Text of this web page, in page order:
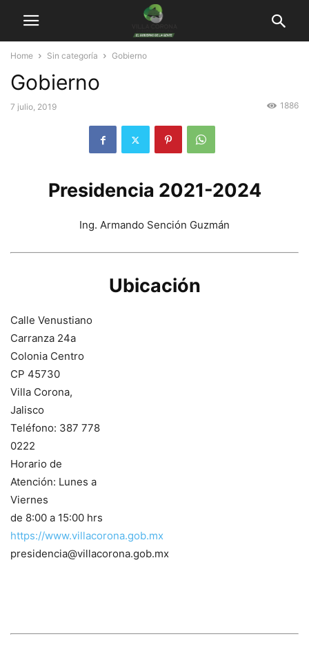
Home Sin categoría Gobierno
Gobierno
7 julio, 2019 1886
Presidencia 2021-2024
Ing. Armando Sención Guzmán
Ubicación
Calle Venustiano
Carranza 24a
Colonia Centro
CP 45730
Villa Corona,
Jalisco
Teléfono: 387 778
0222
Horario de
Atención: Lunes a
Viernes
de 8:00 a 15:00 hrs
https://www.villacorona.gob.mx
presidencia@villacorona.gob.mx